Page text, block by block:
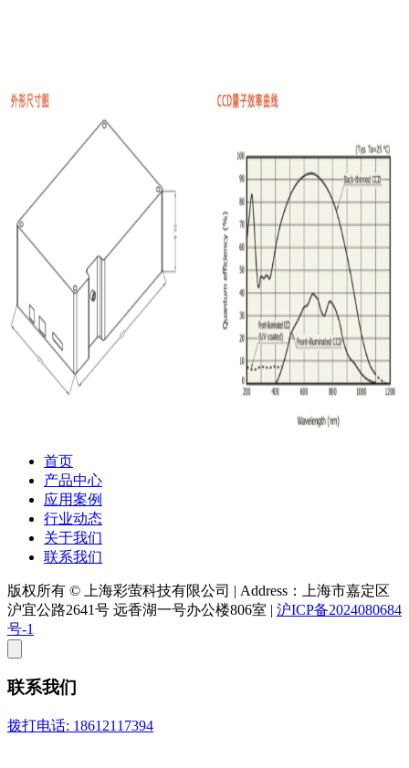
首页
产品中心
应用案例
行业动态
关于我们
联系我们
版权所有 © 上海彩萤科技有限公司 | Address：上海市嘉定区
沪宜公路2641号 远香湖一号办公楼806室 | 沪ICP备2024080684
号-1
联系我们
拨打电话: 18612117394